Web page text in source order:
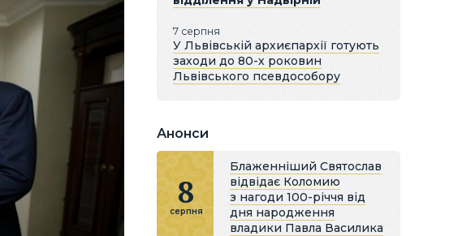
7 серпня
У Львівській архиєпархії готують
заходи до 80-х роковин
Львівського псевдособору
Анонси
8
серпня
Блаженніший Святослав
відвідає Коломию
з нагоди 100-річчя від
дня народження
владики Павла Василика